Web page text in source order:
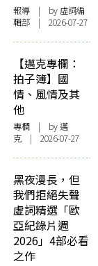
報導 | by 虛詞編
輯部 | 2026-07-27
【邁克專欄：
拍子簿】國
情、風情及其
他
專欄 | by邁
克 | 2026-07-27
黑夜漫長，但
我們拒絕失聲
虛詞精選「歐
亞紀錄片週
2026」4部必看
之作